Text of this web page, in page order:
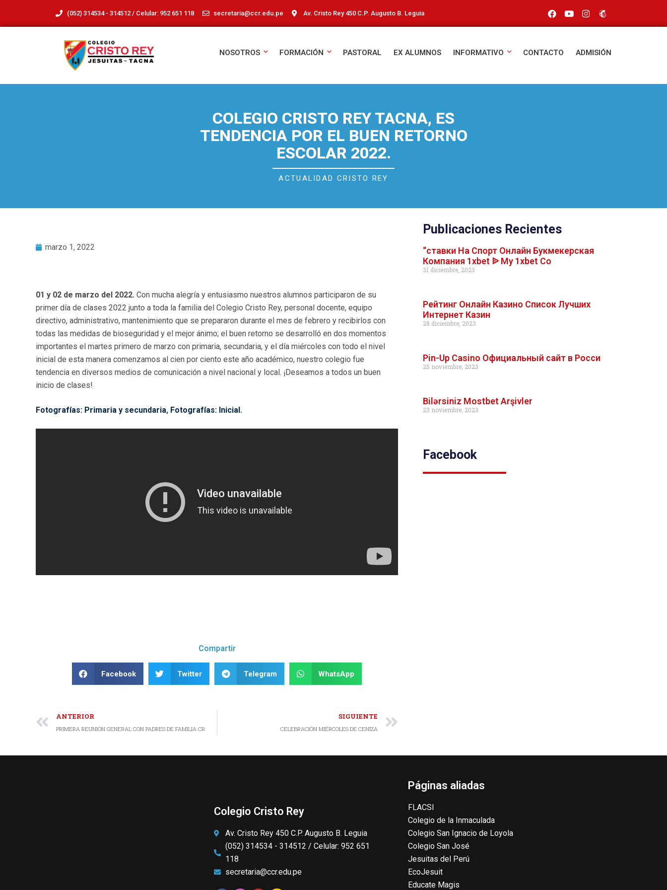
(052) 314534 - 314512 / Celular: 952 651 118 secretaria@ccr.edu.pe Av. Cristo Rey 450 C.P. Augusto B. Leguia
NOSOTROS FORMACIÓN PASTORAL EX ALUMNOS INFORMATIVO CONTACTO ADMISIÓN
COLEGIO CRISTO REY TACNA, ES
TENDENCIA POR EL BUEN RETORNO
ESCOLAR 2022.
ACTUALIDAD CRISTO REY
marzo 1, 2022
01 y 02 de marzo del 2022. Con mucha alegría y entusiasmo nuestros alumnos participaron de su
primer día de clases 2022 junto a toda la familia del Colegio Cristo Rey, personal docente, equipo
directivo, administrativo, mantenimiento que se prepararon durante el mes de febrero y recibirlos con
todas las medidas de bioseguridad y el mejor ánimo; el buen retorno se desarrolló en dos momentos
importantes el martes primero de marzo con primaria, secundaria, y el día miércoles con todo el nivel
inicial de esta manera comenzamos al cien por ciento este año académico, nuestro colegio fue
tendencia en diversos medios de comunicación a nivel nacional y local. ¡Deseamos a todos un buen
inicio de clases!
Fotografías: Primaria y secundaria, Fotografías: Inicial.
Compartir
Facebook Twitter Telegram WhatsApp
ANTERIOR
PRIMERA REUNIÓN GENERAL CON PADRES DE FAMILIA CR
SIGUIENTE
CELEBRACIÓN MIÉRCOLES DE CENIZA
Publicaciones Recientes
“ставки На Спорт Онлайн Букмекерская
Компания 1xbet ᐉ My 1xbet Co
31 diciembre, 2023
Рейтинг Онлайн Казино Список Лучших
Интернет Казин
28 diciembre, 2023
Pin-Up Casino Официальный сайт в Росси
25 noviembre, 2023
Bilərsiniz Mostbet Arşivler
23 noviembre, 2023
Facebook
Colegio Cristo Rey
Av. Cristo Rey 450 C.P. Augusto B. Leguia
(052) 314534 - 314512 / Celular: 952 651
118
secretaria@ccr.edu.pe
Páginas aliadas
FLACSI
Colegio de la Inmaculada
Colegio San Ignacio de Loyola
Colegio San José
Jesuitas del Perú
EcoJesuit
Educate Magis